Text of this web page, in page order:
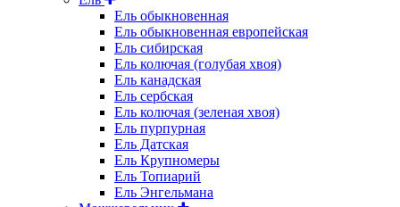
Ель обыкновенная
Ель обыкновенная европейская
Ель сибирская
Ель колючая (голубая хвоя)
Ель канадская
Ель сербская
Ель колючая (зеленая хвоя)
Ель пурпурная
Ель Датская
Ель Крупномеры
Ель Топиарий
Ель Энгельмана